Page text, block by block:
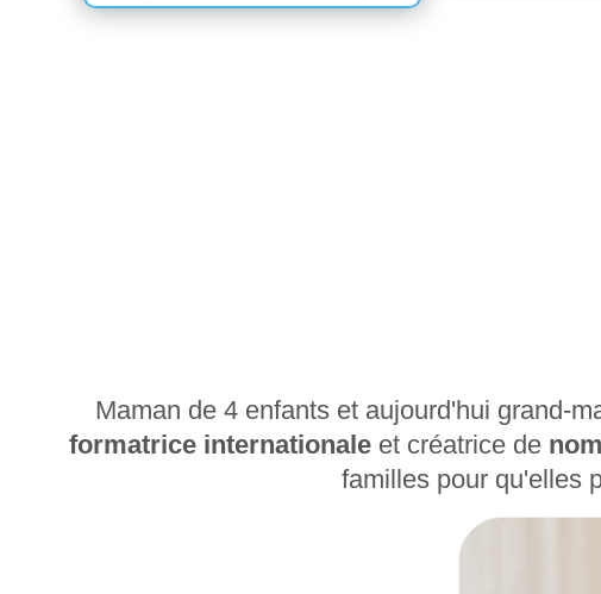
Maman de 4 enfants et aujourd'hui grand-
formatrice internationale et créatrice de
familles pour qu'elles